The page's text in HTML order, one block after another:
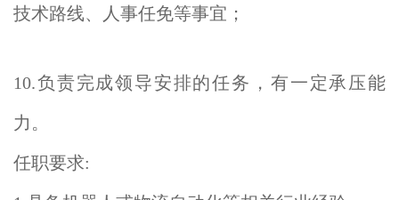
技术路线、人事任免等事宜；
10.负责完成领导安排的任务，有一定承压能
力。
任职要求: